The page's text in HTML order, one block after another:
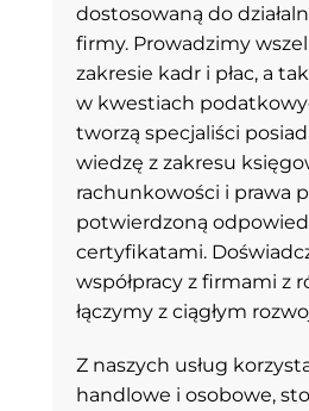
dostosowaną do
firmy. Prowadzimy
zakresie kadr i płac, a
w kwestiach
tworzą specjaliści
wiedzę z zakresu
rachunkowości i prawa
potwierdzoną
certyfikatami.
współpracy z firmami z
łączymy z ciągłym
Z naszych usług
handlowe i osobowe,